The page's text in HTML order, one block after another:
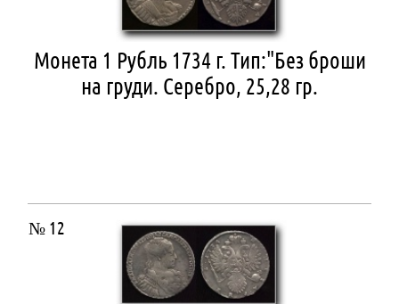
Монета 1 Рубль 1734 г. Тип:"Без броши
на груди. Серебро, 25,28 гр.
№ 12